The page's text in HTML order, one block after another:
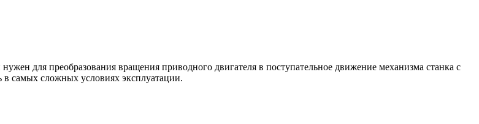
для преобразования вращения приводного двигателя в поступательное движение механизма станка с
самых сложных условиях эксплуатации.